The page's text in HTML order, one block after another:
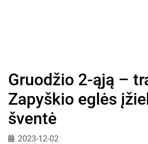
Gruodžio 2-ąją –
Zapyškio eglės
šventė
2023-12-02